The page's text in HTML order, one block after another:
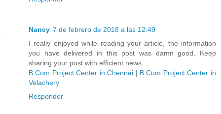
Nancy 7 de febrero de 2018 a las 12:49
I really enjoyed while reading your article, the information
you have delivered in this post was damn good. Keep
sharing your post with efficient news.
B.Com Project Center in Chennai | B.Com Project Center in
Velachery
Responder